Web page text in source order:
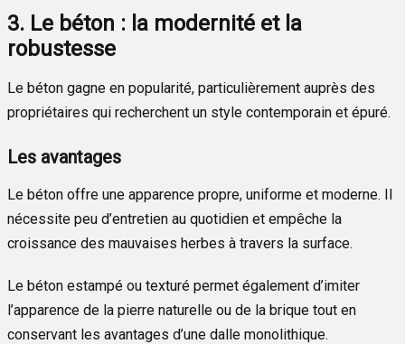
3. Le béton : la modernité et la
robustesse
Le béton gagne en popularité, particulièrement auprès des
propriétaires qui recherchent un style contemporain et épuré.
Les avantages
Le béton offre une apparence propre, uniforme et moderne. Il
nécessite peu d’entretien au quotidien et empêche la
croissance des mauvaises herbes à travers la surface.
Le béton estampé ou texturé permet également d’imiter
l’apparence de la pierre naturelle ou de la brique tout en
conservant les avantages d’une dalle monolithique.